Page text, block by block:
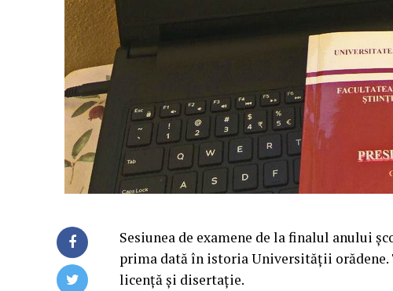
Sesiunea de examene de la finalul anului
prima dată în istoria Universității
licență și disertație.